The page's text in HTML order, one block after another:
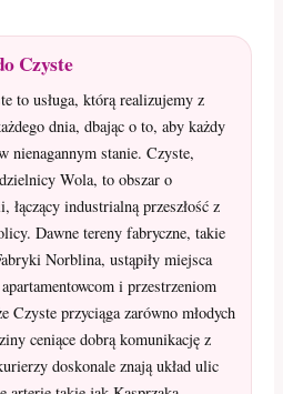
Czyste
to usługa, którą realizujemy z
dnia, dbając o to, aby każdy
nienagannym stanie. Czyste,
Wola, to obszar o
industrialną przeszłość z
Dawne tereny fabryczne, takie
Norblina, ustąpiły miejsca
i przestrzeniom
Czyste przyciąga zarówno młodych
ceniące dobrą komunikację z
doskonale znają układ ulic